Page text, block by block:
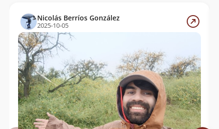
Nicolás Berríos González
2025-10-05